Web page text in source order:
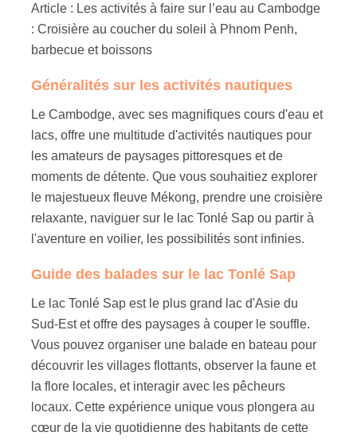
Article : Les activités à faire sur l’eau au Cambodge
: Croisière au coucher du soleil à Phnom Penh,
barbecue et boissons
Généralités sur les activités nautiques
Le Cambodge, avec ses magnifiques cours d'eau et
lacs, offre une multitude d'activités nautiques pour
les amateurs de paysages pittoresques et de
moments de détente. Que vous souhaitiez explorer
le majestueux fleuve Mékong, prendre une croisière
relaxante, naviguer sur le lac Tonlé Sap ou partir à
l'aventure en voilier, les possibilités sont infinies.
Guide des balades sur le lac Tonlé Sap
Le lac Tonlé Sap est le plus grand lac d'Asie du
Sud-Est et offre des paysages à couper le souffle.
Vous pouvez organiser une balade en bateau pour
découvrir les villages flottants, observer la faune et
la flore locales, et interagir avec les pêcheurs
locaux. Cette expérience unique vous plongera au
cœur de la vie quotidienne des habitants de cette